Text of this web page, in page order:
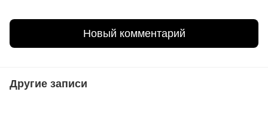
Новый комментарий
Другие записи